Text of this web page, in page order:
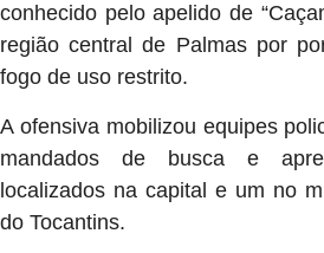
conhecido pelo apelido de
região central de Palmas por
fogo de uso restrito.
A ofensiva mobilizou equipes
mandados de busca e
localizados na capital e um no
do Tocantins.